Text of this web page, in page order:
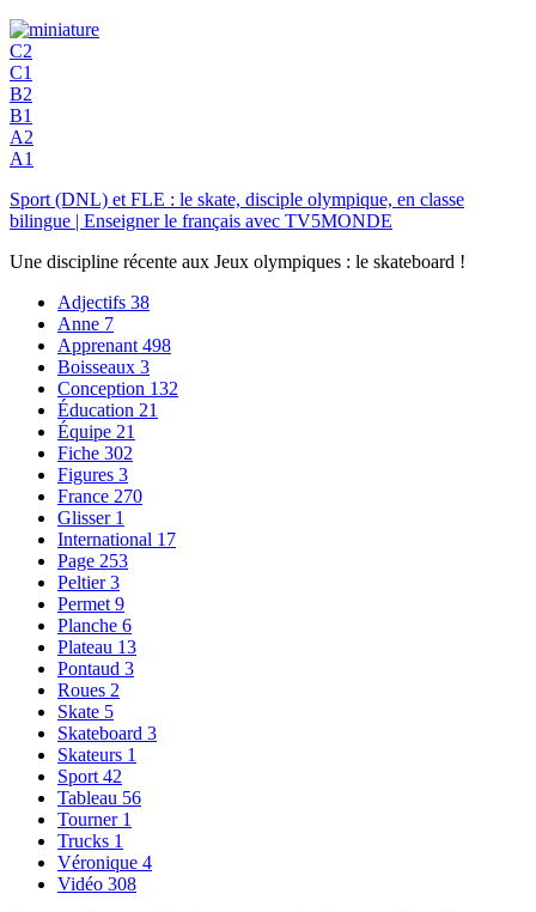
C2
C1
B2
B1
A2
A1
Sport (DNL) et FLE : le skate, disciple olympique, en classe
bilingue | Enseigner le français avec TV5MONDE
Une discipline récente aux Jeux olympiques : le skateboard !
Adjectifs 38
Anne 7
Apprenant 498
Boisseaux 3
Conception 132
Éducation 21
Équipe 21
Fiche 302
Figures 3
France 270
Glisser 1
International 17
Page 253
Peltier3
Permet 9
Planche 6
Plateau 13
Pontaud 3
Roues 2
Skate 5
Skateboard 3
Skateurs 1
Sport 42
Tableau 56
Tourner 1
Trucks 1
Véronique 4
Vidéo 308